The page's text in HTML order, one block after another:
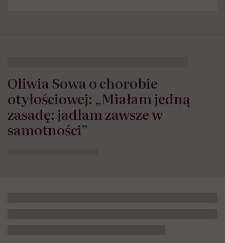
Oliwia Sowa o chorobie
otyłościowej: „Miałam jedną
zasadę: jadłam zawsze w
samotności”